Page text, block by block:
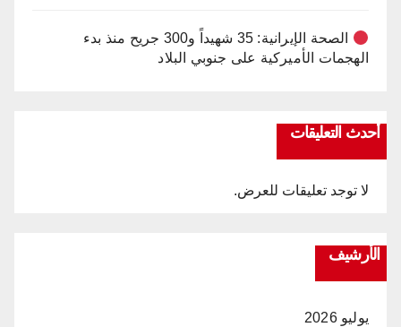
الصحة الإيرانية: 35 شهيداً و300 جريح منذ بدء
الهجمات الأميركية على جنوبي البلاد
أحدث التعليقات
لا توجد تعليقات للعرض.
الأرشيف
يوليو 2026